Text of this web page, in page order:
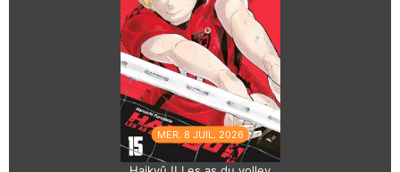
MER. 8 JUIL. 2026